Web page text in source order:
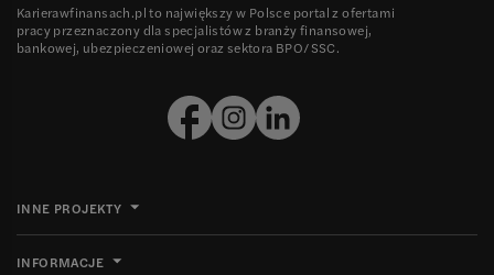
Karierawfinansach.pl to największy w Polsce portal z ofertami
pracy przeznaczony dla specjalistów z branży finansowej,
bankowej, ubezpieczeniowej oraz sektora BPO/SSC.
INNE PROJEKTY
INFORMACJE